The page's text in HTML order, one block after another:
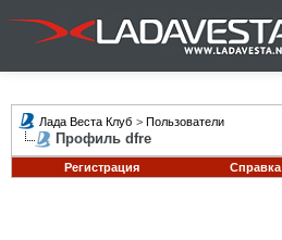
Лада Веста Клуб > Пользователи
Профиль dfre
Регистрация Справка